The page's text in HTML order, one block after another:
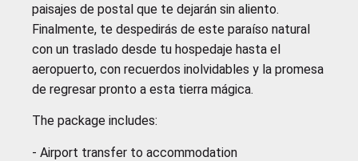
paisajes de postal que te dejarán sin aliento.
Finalmente, te despedirás de este paraíso natural
con un traslado desde tu hospedaje hasta el
aeropuerto, con recuerdos inolvidables y la promesa
de regresar pronto a esta tierra mágica.
The package includes:
- Airport transfer to accommodation